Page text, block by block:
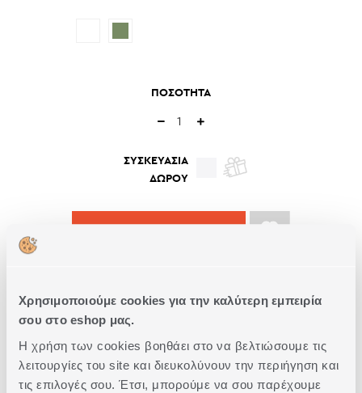
Χρησιμοποιούμε cookies για την καλύτερη εμπειρία
σου στο eshop μας.
Η χρήση των cookies βοηθάει στο να βελτιώσουμε τις
λειτουργίες του site και διευκολύνουν την περιήγηση και
τις επιλογές σου. Έτσι, μπορούμε να σου παρέχουμε
ΠΟΣΟΤΗΤΑ
ΣΥΣΚΕΥΑΣΙΑ
ΔΩΡΟΥ
210 240 30 30
Καλάθια Κουζίνας Είδη Οργάνωσης